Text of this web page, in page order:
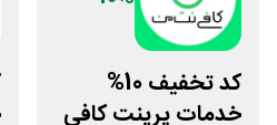
کد تخفیف 10%
خدمات پرینت کافی